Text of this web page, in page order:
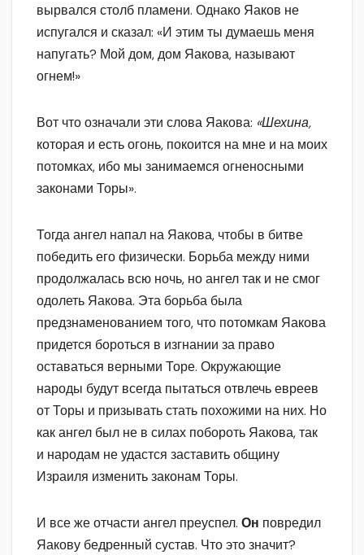
вырвался столб пламени. Однако Яаков не
испугался и сказал: «И этим ты думаешь меня
напугать? Мой дом, дом Яакова, называют
огнем!»
Вот что означали эти слова Яакова: «Шехина,
которая и есть огонь, покоится на мне и на моих
потомках, ибо мы занимаемся огненосными
законами Торы».
Тогда ангел напал на Яакова, чтобы в битве
победить его физически. Борьба между ними
продолжалась всю ночь, но ангел так и не смог
одолеть Яакова. Эта борьба была
предзнаменованием того, что потомкам Яакова
придется бороться в изгнании за право
оставаться верными Торе. Окружающие
народы будут всегда пытаться отвлечь евреев
от Торы и призывать стать похожими на них. Но
как ангел был не в силах побороть Яакова, так
и народам не удастся заставить общину
Израиля изменить законам Торы.
И все же отчасти ангел преуспел. Он повредил
Яакову бедренный сустав. Что это значит?